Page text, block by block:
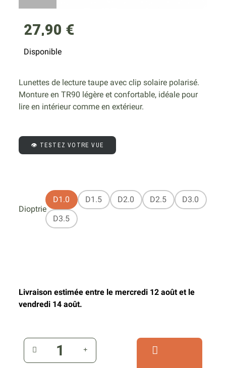
27,90 €
Disponible
Lunettes de lecture taupe avec clip solaire polarisé.
Monture en TR90 légère et confortable, idéale pour
lire en intérieur comme en extérieur.
👁️ TESTEZ VOTRE VUE
Dioptrie
D1.0 D1.5 D2.0 D2.5
D3.0
D3.5
Livraison estimée entre le mercredi 12 août et le
vendredi 14 août.